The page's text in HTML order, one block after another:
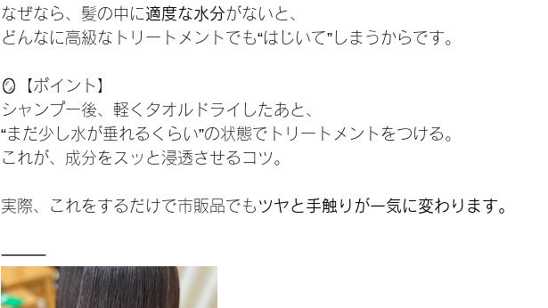
なぜなら、髪の中に適度な水分がないと、
どんなに高級なトリートメントでも“はじいて”しまうからです。
🪞【ポイント】
シャンプー後、軽くタオルドライしたあと、
“まだ少し水が垂れるくらい”の状態でトリートメントをつける。
これが、成分をスッと浸透させるコツ。
実際、これをするだけで市販品でも ツヤと手触りが一気に変わります。
⸻